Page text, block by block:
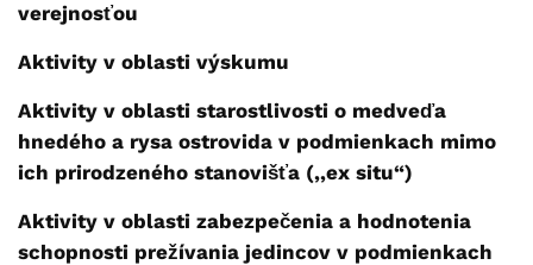
verejnosťou
Aktivity v oblasti výskumu
Aktivity v oblasti starostlivosti o medveďa
hnedého a rysa ostrovida v podmienkach mimo
ich prirodzeného stanovišťa (,,ex situ“)
Aktivity v oblasti zabezpečenia a hodnotenia
schopnosti prežívania jedincov v podmienkach